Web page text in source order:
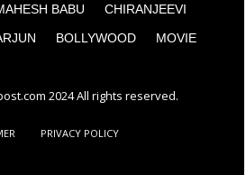
BABU
CHIRANJEEVI
BOLLYWOOD MOVIE
2024 All rights reserved.
PRIVACY POLICY